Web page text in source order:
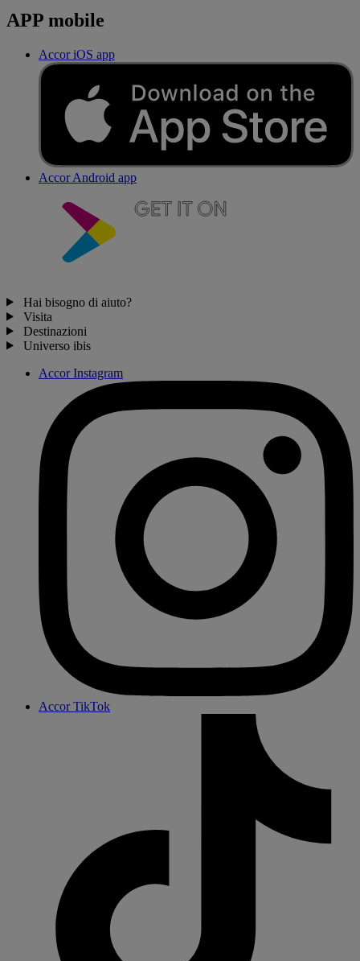
APP mobile
Accor iOS app
Accor Android app
Hai bisogno di aiuto?
Visita
Destinazioni
Universo ibis
Accor Instagram
Accor TikTok